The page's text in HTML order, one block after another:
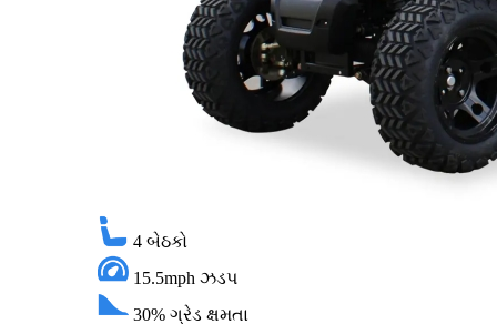
4 બેઠકો
15.5mph ઝડપ
30% ગ્રેડ ક્ષમતા